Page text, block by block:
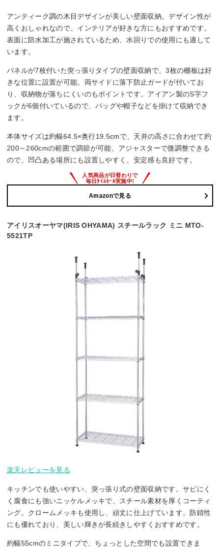
アンティーク調の木目デザインが美しい壁面収納。デザイン性が
高くおしゃれなので、インテリアが好きな方にもおすすめです。
表面に防水加工が施されているため、水回りでの使用にも適して
います。
パネルが7枚付いた突っ張りタイプの壁面収納で、3枚の棚板は好
きな位置に設置が可能。両サイドに落下防止ガードが付いてお
り、収納物が落ちにくいのもポイントです。アイアン製のS字フ
ックが6個付いているので、バッグや帽子などを掛けて収納でき
ます。
本体サイズは約幅64.5×奥行19.5cmで、天井の高さに合わせて約
200～260cmの範囲で調節が可能。アジャスターで微調整できる
ので、凹凸ある場所にも設置しやすく、安定感も良好です。
Amazonで見る
アイリスオーヤマ(IRIS OHYAMA) スチールラック ミニ MTO-
5521TP
楽天レビューを見る
キッチンでも使いやすい、突っ張り式の壁面収納です。サビにく
く腐食にも強いニッケルメッキで、スチール素材を厚くコーティ
ング。クロームメッキも使用し、頑丈に仕上げています。防錆性
にも優れており、美しい輝きが長続きしやすくおすすめです。
約幅55cmのミニタイプで、ちょっとした空間でも設置できま